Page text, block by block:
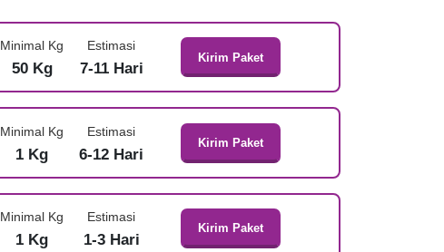
Minimal Kg
50 Kg
Estimasi
7-11 Hari
Kirim Paket
Minimal Kg
1 Kg
Estimasi
6-12 Hari
Kirim Paket
Minimal Kg
1 Kg
Estimasi
1-3 Hari
Kirim Paket